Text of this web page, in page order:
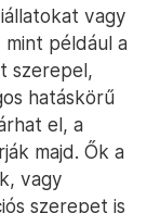
vagy
mint például a
szerepel,
hatáskörű
el, a
majd. Ők a
vagy
szerepet is